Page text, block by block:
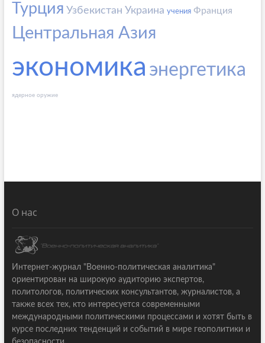
Турция Узбекистан Украина учения Франция
Центральная Азия
экономика энергетика
ядерное оружие
О нас
Интернет-журнал "Военно-политическая аналитика"
ориентирован на широкую аудиторию экспертов,
политологов, политических консультантов, журналистов, а
также всех тех, кто интересуется современными
международными политическими процессами и хотят быть в
курсе последних тенденций и событий в мире геополитики и